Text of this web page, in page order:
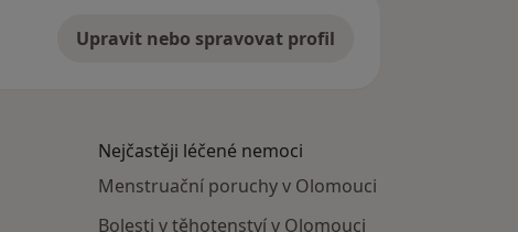
Upravit nebo spravovat profil
Nejčastěji léčené nemoci
Menstruační poruchy v Olomouci
Bolesti v těhotenství v Olomouci